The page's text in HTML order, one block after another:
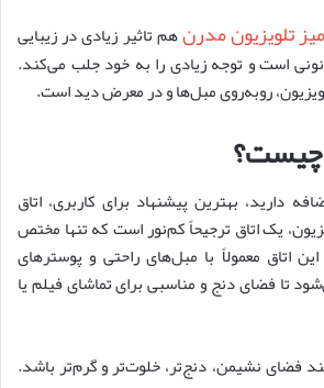
میز تلویزیون مدرنهم تاثیر زیادی در زیبایی
است و توجه زیادی را به خود جلب می‌کند.
روبه‌روی مبل‌ها و در معرض دید است.
چیست؟
دارید، بهترین پیشنهاد برای کاربری، اتاق
یک اتاق ترجیحاً کم‌نور است که تنها مختص
اتاق معمولاً با مبل‌های راحتی و پوسترهای
تا فضای دنج و مناسبی برای تماشای فیلم یا
فضای نشیمن، دنج‌تر، خلوت‌تر و گرم‌تر باشد.